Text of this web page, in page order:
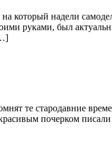
который надели
руками, был
те стародавние
почерком